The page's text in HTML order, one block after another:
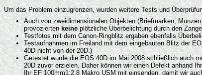
Um das Problem einzugrenzen, wurden weitere Tests und
Auch von zweidimensionalen Objekten (Briefmarken,
provoziertenkeineplötzliche Überbelichtung durch den
Testfotos mit dem Canon-Ringblitz ergaben ebenfalls
Testaufnahmen im Freiland mit dem eingebauten Blitz der
40D nicht von der 20D.)
Getestet wurde die EOS 40D im Mai 2008 schließlich auch
20D zuvor erzielen. Daher können wir einen Defekt anhand
Ihr EF 100mm1:2,8 Makro USM mit einsenden, damit wir